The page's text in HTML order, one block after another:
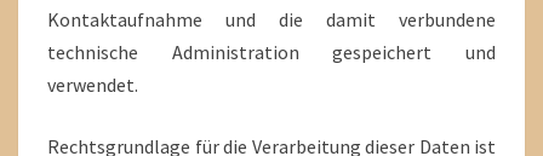
Kontaktaufnahme und die damit verbundene
technische Administration gespeichert und
verwendet.
Rechtsgrundlage für die Verarbeitung dieser Daten ist